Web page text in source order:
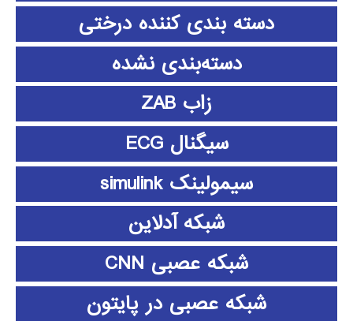
دسته بندی کننده درختی
دسته‌بندی نشده
زاب ZAB
سیگنال ECG
سیمولینک simulink
شبکه آدلاین
شبکه عصبی CNN
شبکه عصبی در پایتون